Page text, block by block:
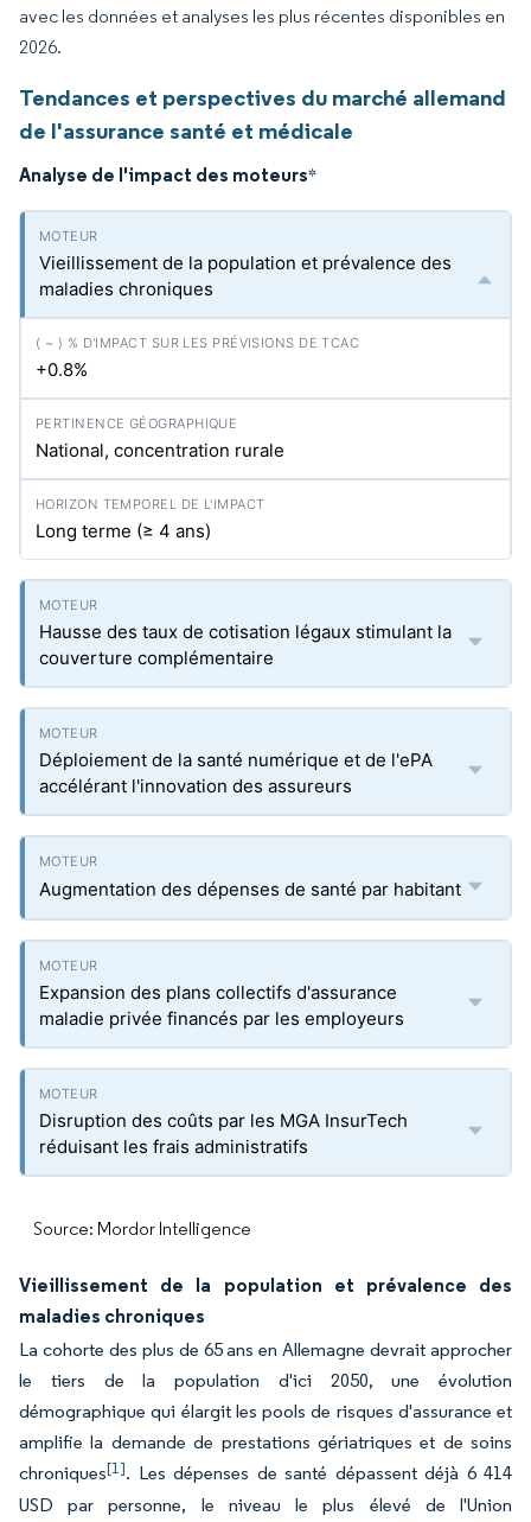
avec les données et analyses les plus récentes disponibles en
2026.
Tendances et perspectives du marché allemand
de l'assurance santé et médicale
Analyse de l'impact des moteurs*
Vieillissement de la population et prévalence des
maladies chroniques
+0.8%
National, concentration rurale
Long terme (≥ 4 ans)
Hausse des taux de cotisation légaux stimulant la
couverture complémentaire
Déploiement de la santé numérique et de l'ePA
accélérant l'innovation des assureurs
Augmentation des dépenses de santé par habitant
Expansion des plans collectifs d'assurance
maladie privée financés par les employeurs
Disruption des coûts par les MGA InsurTech
réduisant les frais administratifs
Source: Mordor Intelligence
Vieillissement de la population et prévalence des
maladies chroniques
La cohorte des plus de 65 ans en Allemagne devrait approcher
le tiers de la population d'ici 2050, une évolution
démographique qui élargit les pools de risques d'assurance et
amplifie la demande de prestations gériatriques et de soins
chroniques[1]. Les dépenses de santé dépassent déjà 6 414
USD par personne, le niveau le plus élevé de l'Union